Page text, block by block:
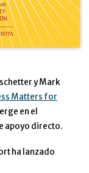
y Mark
Matters for
en el
apoyo directo.
ha lanzado